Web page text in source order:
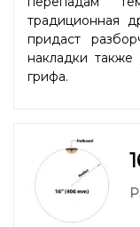
традиционная
придаст
накладки также
грифа.